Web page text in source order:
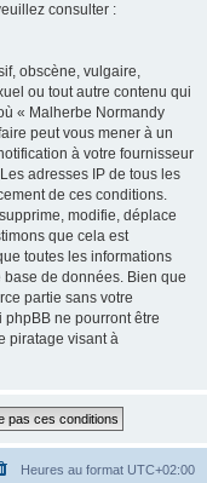
consulter :
obscène, vulgaire,
ou tout autre contenu qui
« Malherbe Normandy
peut vous mener à un
à votre fournisseur
adresses IP de tous les
de ces conditions.
modifie, déplace
que cela est
toutes les informations
de données. Bien que
partie sans votre
ne pourront être
piratage visant à
Heures au format UTC+02:00